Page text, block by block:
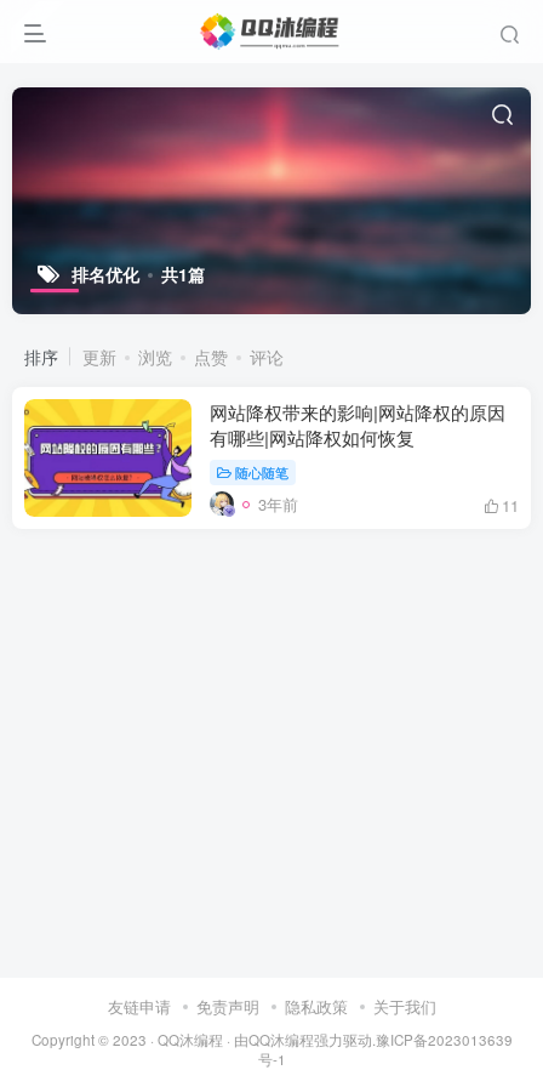
排名优化 共1篇
排序 更新 浏览 点赞 评论
网站降权带来的影响|网站降权的原因
有哪些|网站降权如何恢复
随心随笔
3年前 11
友链申请 免责声明 隐私政策 关于我们
Copyright © 2023 · QQ沐编程 · 由QQ沐编程强力驱动. 豫ICP备2023013639
号-1